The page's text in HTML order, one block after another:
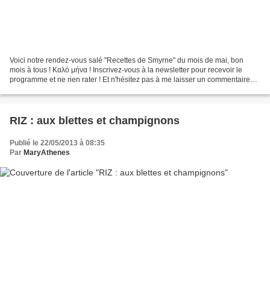
Voici notre rendez-vous salé "Recettes de Smyrne" du mois de mai, bon
mois à tous ! Καλό μήνα ! Inscrivez-vous à la newsletter pour recevoir le
programme et ne rien rater ! Et n'hésitez pas à me laisser un commentaire
RIZ : aux blettes et champignons
Publié le 22/05/2013 à 08:35
Par MaryAthenes